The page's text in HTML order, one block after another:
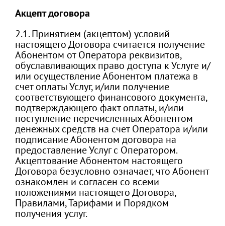
Акцепт договора
2.1. Принятием (акцептом) условий
настоящего Договора считается получение
Абонентом от Оператора реквизитов,
обуславливающих право доступа к Услуге и/
или осуществление Абонентом платежа в
счет оплаты Услуг, и/или получение
соответствующего финансового документа,
подтверждающего факт оплаты, и/или
поступление перечисленных Абонентом
денежных средств на счет Оператора и/или
подписание Абонентом договора на
предоставление Услуг с Оператором.
Акцептование Абонентом настоящего
Договора безусловно означает, что Абонент
ознакомлен и согласен со всеми
положениями настоящего Договора,
Правилами, Тарифами и Порядком
получения услуг.